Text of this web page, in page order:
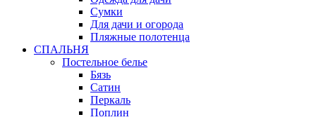
Сумки
Для дачи и огорода
Пляжные полотенца
СПАЛЬНЯ
Постельное белье
Бязь
Сатин
Перкаль
Поплин